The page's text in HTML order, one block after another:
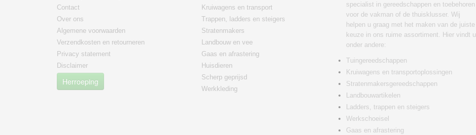
Contact
Over ons
Algemene voorwaarden
Verzendkosten en retourneren
Privacy statement
Disclaimer
Herroeping
Kruiwagens en transport
Trappen, ladders en steigers
Stratenmakers
Landbouw en vee
Gaas en afrastering
Huisdieren
Scherp geprijsd
Werkkleding
specialist in gereedschappen en toebehoren
voor de vakman of de thuisklusser. Wij
helpen u graag met het maken van de juiste
keuze in ons ruime assortiment. Hier vindt u
onder andere:
Tuingereedschappen
Kruiwagens en transportoplossingen
Stratenmakersgereedschappen
Landbouwartikelen
Ladders, trappen en steigers
Werkschoeisel
Gaas en afrastering